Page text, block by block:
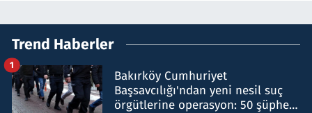
Trend Haberler
Bakırköy Cumhuriyet
Başsavcılığı'ndan yeni nesil suç
örgütlerine operasyon: 50 şüpheli
1